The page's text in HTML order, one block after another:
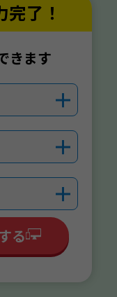
完了！
きます
＋
＋
＋
る